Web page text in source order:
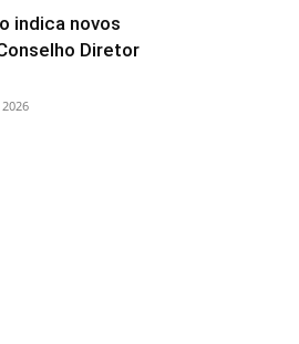
indica novos
Diretor